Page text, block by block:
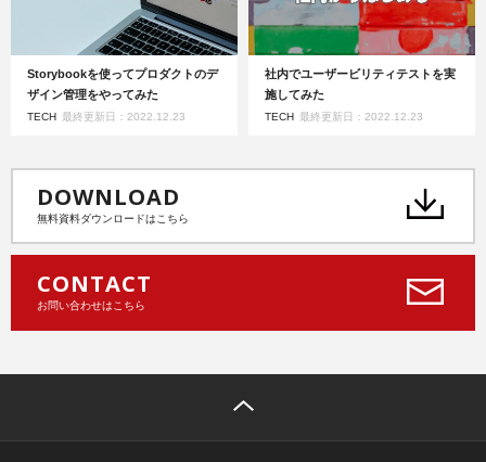
Storybookを使ってプロダクトのデ
ザイン管理をやってみた
TECH 最終更新日：2022.12.23
社内でユーザービリティテストを実
施してみた
TECH 最終更新日：2022.12.23
DOWNLOAD
無料資料ダウンロードはこちら
CONTACT
お問い合わせはこちら